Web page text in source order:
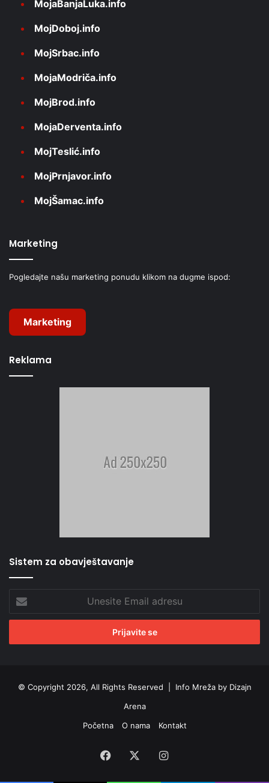
MojaBanjaLuka.info
MojDoboj.info
MojSrbac.info
MojaModriča.info
MojBrod.info
MojaDerventa.info
MojTeslić.info
MojPrnjavor.info
MojŠamac.info
Marketing
Pogledajte našu marketing ponudu klikom na dugme ispod:
Marketing
Reklama
Sistem za obavještavanje
Unesite
Email
adresu
© Copyright 2026, All Rights Reserved | Info Mreža by Dizajn
Arena
Početna
O nama Kontakt
Facebook Instagram